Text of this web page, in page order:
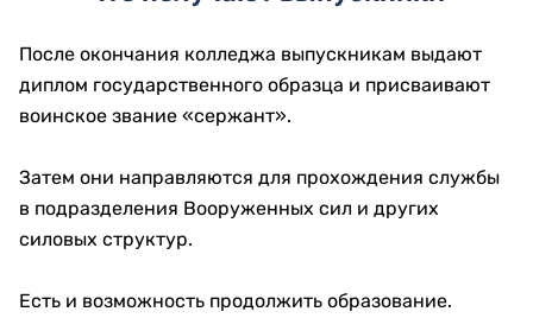
После окончания колледжа выпускникам выдают
диплом государственного образца и присваивают
воинское звание «сержант».
Затем они направляются для прохождения службы
в подразделения Вооруженных сил и других
силовых структур.
Есть и возможность продолжить образование.